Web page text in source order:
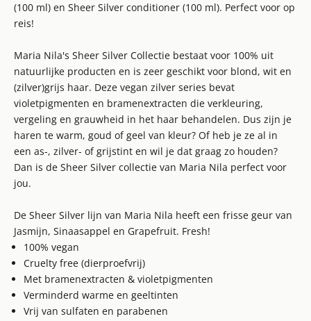
(100 ml) en Sheer Silver conditioner (100 ml). Perfect voor op
reis!
Maria Nila's Sheer Silver Collectie bestaat voor 100% uit
natuurlijke producten en is zeer geschikt voor blond, wit en
(zilver)grijs haar. Deze vegan zilver series bevat
violetpigmenten en bramenextracten die verkleuring,
vergeling en grauwheid in het haar behandelen. Dus zijn je
haren te warm, goud of geel van kleur? Of heb je ze al in
een as-, zilver- of grijstint en wil je dat graag zo houden?
Dan is de Sheer Silver collectie van Maria Nila perfect voor
jou.
De Sheer Silver lijn van Maria Nila heeft een frisse geur van
Jasmijn, Sinaasappel en Grapefruit. Fresh!
100% vegan
Cruelty free (dierproefvrij)
Met bramenextracten & violetpigmenten
Verminderd warme en geeltinten
Vrij van sulfaten en parabenen